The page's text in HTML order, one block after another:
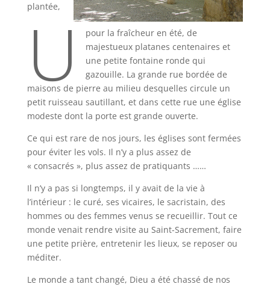
U
plantée,
pour la fraîcheur en été, de
majestueux platanes centenaires et
une petite fontaine ronde qui
gazouille. La grande rue bordée de
maisons de pierre au milieu desquelles circule un
petit ruisseau sautillant, et dans cette rue une église
modeste dont la porte est grande ouverte.
Ce qui est rare de nos jours, les églises sont fermées
pour éviter les vols. Il n’y a plus assez de
« consacrés », plus assez de pratiquants ……
Il n’y a pas si longtemps, il y avait de la vie à
l’intérieur : le curé, ses vicaires, le sacristain, des
hommes ou des femmes venus se recueillir. Tout ce
monde venait rendre visite au Saint-Sacrement, faire
une petite prière, entretenir les lieux, se reposer ou
méditer.
Le monde a tant changé, Dieu a été chassé de nos